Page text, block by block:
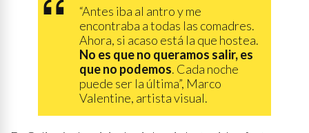
“Antes iba al antro y me
encontraba a todas las comadres.
Ahora, si acaso está la que hostea.
No es que no queramos salir, es
que no podemos. Cada noche
puede ser la última”, Marco
Valentine, artista visual.